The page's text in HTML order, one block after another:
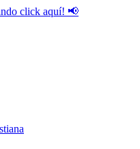
click aquí! 📢